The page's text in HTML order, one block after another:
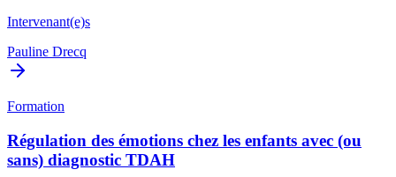
Intervenant(e)s
Pauline Drecq
Formation
Régulation des émotions chez les enfants avec (ou
sans) diagnostic TDAH